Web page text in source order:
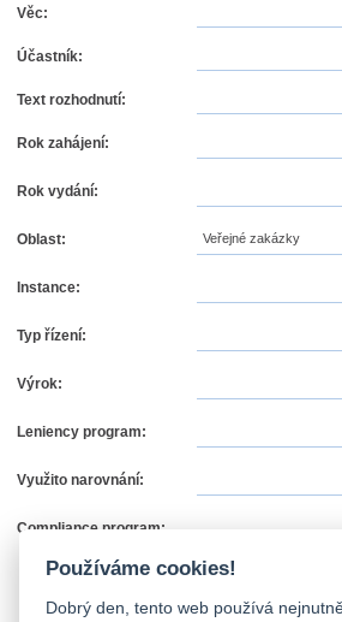
Věc:
Účastník:
Text rozhodnutí:
Rok zahájení:
Rok vydání:
Oblast: Veřejné zakázky
Instance:
Typ řízení:
Výrok:
Leniency program:
Využito narovnání:
Compliance program:
Používáme cookies!
Dobrý den, tento web používá